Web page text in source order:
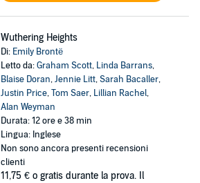
Wuthering Heights
Di: Emily Brontë
Letto da:Graham Scott, Linda Barrans,
Blaise Doran,Jennie Litt,Sarah Bacaller,
Justin Price,Tom Saer, Lillian Rachel,
Alan Weyman
Durata: 12 ore e 38 min
Lingua: Inglese
Non sono ancora presenti recensioni
clienti
11,75 € o gratis durante la prova. Il